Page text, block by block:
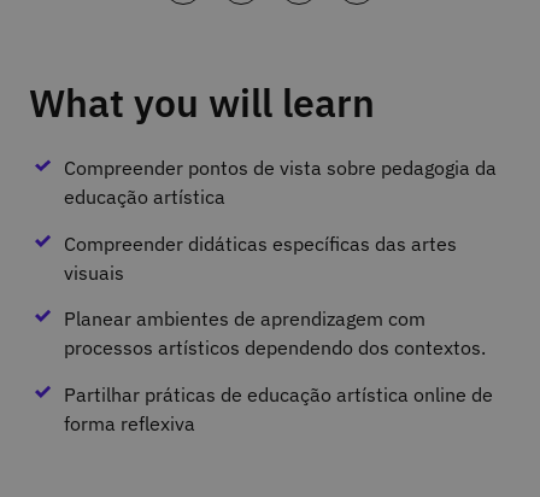
What you will learn
Compreender pontos de vista sobre pedagogia da
educação artística
Compreender didáticas específicas das artes
visuais
Planear ambientes de aprendizagem com
processos artísticos dependendo dos contextos.
Partilhar práticas de educação artística online de
forma reflexiva